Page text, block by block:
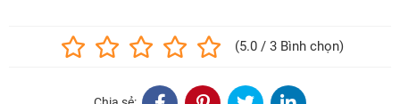
(5.0 / 3 Bình chọn)